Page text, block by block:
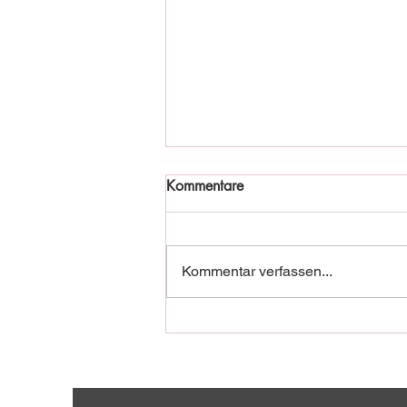
Fischadler in Not!
Kommentare
Kommentar verfassen...